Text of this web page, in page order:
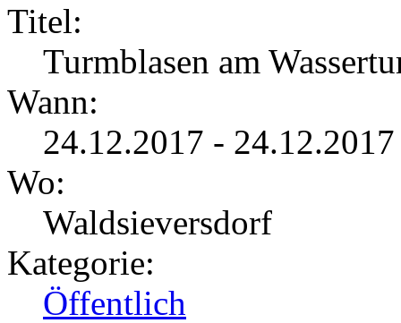
Titel:
Turmblasen am
Wann:
24.12.2017 -
Wo:
Waldsieversdorf
Kategorie:
Öffentlich